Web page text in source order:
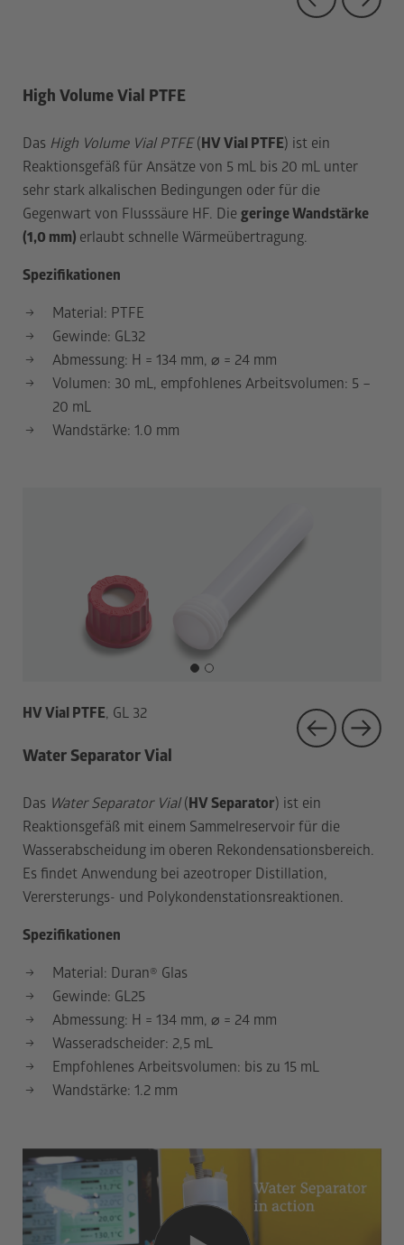
High Volume Vial PTFE
Das High Volume Vial PTFE(HV Vial PTFE) ist ein
Reaktionsgefäß für Ansätze von 5 mL bis 20 mL unter
sehr stark alkalischen Bedingungen oder für die
Gegenwart von Flusssäure HF. Die geringe Wandstärke
(1,0 mm) erlaubt schnelle Wärmeübertragung.
Spezifikationen
Material: PTFE
Gewinde: GL32
Abmessung: H = 134 mm, ⌀ = 24 mm
Volumen: 30 mL, empfohlenes Arbeitsvolumen: 5 –
20 mL
Wandstärke: 1.0 mm
HV Vial PTFE, GL 32
Water Separator Vial
Das Water Separator Vial(HV Separator) ist ein
Reaktionsgefäß mit einem Sammelreservoir für die
Wasserabscheidung im oberen Rekondensationsbereich.
Es findet Anwendung bei azeotroper Distillation,
Verersterungs- und Polykondenstationsreaktionen.
Spezifikationen
Material: Duran® Glas
Gewinde: GL25
Abmessung: H = 134 mm, ⌀ = 24 mm
Wasseradscheider: 2,5 mL
Empfohlenes Arbeitsvolumen: bis zu 15 mL
Wandstärke: 1.2 mm